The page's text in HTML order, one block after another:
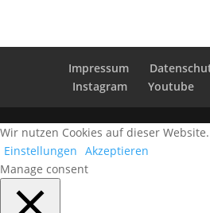
Impressum
Instagram
Youtube
Wir nutzen Cookies auf dieser Website.
Einstellungen Akzeptieren
Manage consent